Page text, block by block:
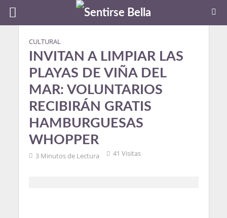
CULTURAL
INVITAN A LIMPIAR LAS
PLAYAS DE VIÑA DEL
MAR: VOLUNTARIOS
RECIBIRÁN GRATIS
HAMBURGUESAS
WHOPPER
3 Minutos de Lectura 41 Visitas